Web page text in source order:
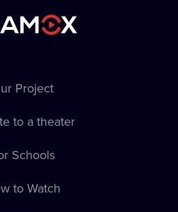
Project
to a theater
Schools
to Watch